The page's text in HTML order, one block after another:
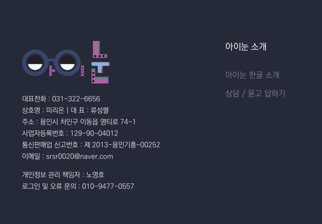
대표전화 : 031-322-6656
상호명 : 미리온 | 대 표 : 류성렬
주소 : 용인시 처인구 이동읍 염티로 74-1
사업자등록번호 : 129-90-04012
통신판매업 신고번호 : 제 2013-용인기흥-00252
이메일 : srsr0020@naver.com
개인정보 관리 책임자 : 노영호
로그인 및 오류 문의 : 010-9477-0557
아이눈 소개
아이눈 한글 소개
상담 / 묻고 답하기